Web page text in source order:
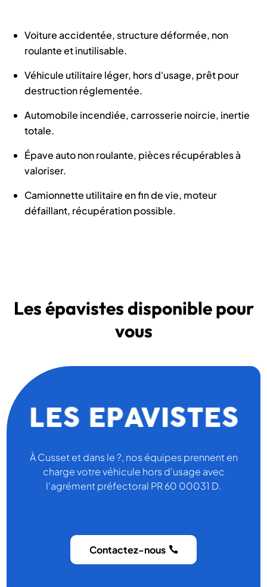
Voiture accidentée, structure déformée, non
roulante et inutilisable.
Véhicule utilitaire léger, hors d'usage, prêt pour
destruction réglementée.
Automobile incendiée, carrosserie noircie, inertie
totale.
Épave auto non roulante, pièces récupérables à
valoriser.
Camionnette utilitaire en fin de vie, moteur
défaillant, récupération possible.
Les épavistes disponible pour
vous
À Cusset et dans le ?, nos équipes prennent en
charge votre véhicule hors d'usage avec
l'agrément préfectoral PR 60 00031 D.
Contactez-nous